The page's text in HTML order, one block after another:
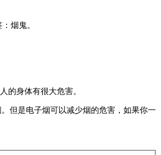
烟鬼。
的身体有很大危害。
但是电子烟可以减少烟的危害，如果你一